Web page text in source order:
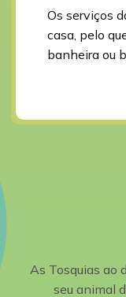
Os serviços
casa, pelo
banheira ou
As Tosquias ao
seu animal